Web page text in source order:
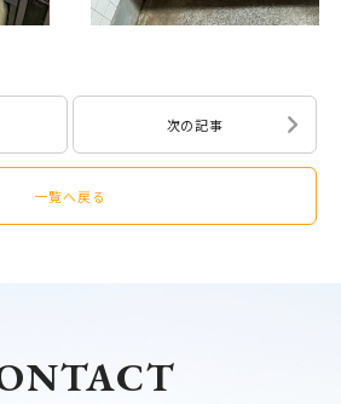
次の記事
一覧へ戻る